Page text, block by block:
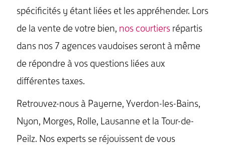
spécificités y étant liées et les appréhender. Lors
de la vente de votre bien, nos courtiersrépartis
dans nos 7 agences vaudoises seront à même
de répondre à vos questions liées aux
différentes taxes.
Retrouvez-nous à Payerne, Yverdon-les-Bains,
Nyon, Morges, Rolle, Lausanne et la Tour-de-
Peilz. Nos experts se réjouissent de vous